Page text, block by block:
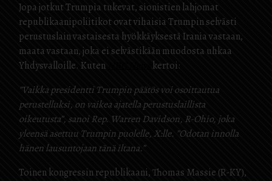
Jopa jotkut Trumpia tukevat, sionistien lahjomat
republikaanipoliitikot ovat vihaisia Trumpin selvästi
perustuslain vastaisesta hyökkäyksestä Irania vastaan,
maata vastaan, joka ei selvästikään muodosta uhkaa
Yhdysvalloille. Kuten
kertoi:
”Vaikka presidentti Trumpin päätös voi osoittautua
perustelluksi, on vaikea ajatella perustuslaillista
oikeutusta”, sanoi Rep. Warren Davidson, R-Ohio, joka
yleensä asettuu Trumpin puolelle, X:lle. ”Odotan innolla
hänen lausuntojaan tänä iltana.”
Toinen kongressin republikaani, Thomas Massie (R-KY),